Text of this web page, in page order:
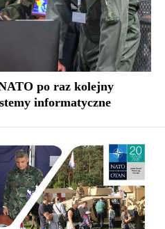
po raz kolejny
informatyczne